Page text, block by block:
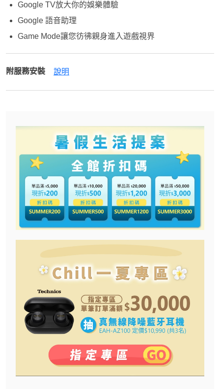
Google TV放大你的娛樂體驗
Google 語音助理
Game Mode讓您彷彿親身進入遊戲視界
附服務安裝 說明